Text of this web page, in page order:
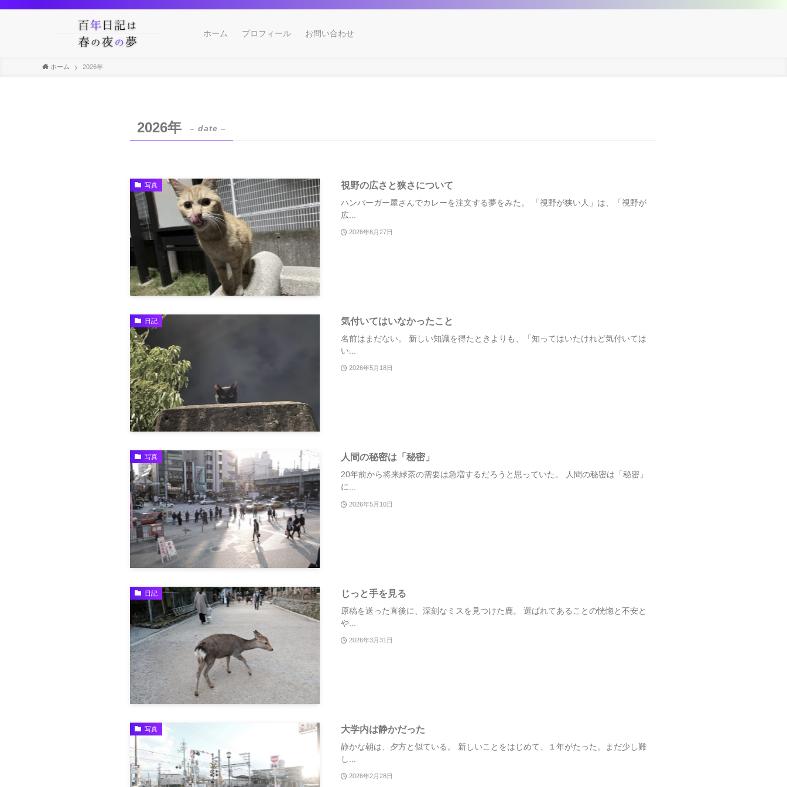
ホーム プロフィール お問い合わせ
ホーム 2026年
2026年 – date –
写真 視野の広さと狭さについて
ハンバーガー屋さんでカレーを注文する夢をみた。 「視野が狭い人」は、「視野が
広...
2026年6月27日
日記 気付いてはいなかったこと
名前はまだない。 新しい知識を得たときよりも、「知ってはいたけれど気付いては
い...
2026年5月18日
写真 人間の秘密は「秘密」
20年前から将来緑茶の需要は急増するだろうと思っていた。 人間の秘密は「秘密」
に...
2026年5月10日
日記 じっと手を見る
原稿を送った直後に、深刻なミスを見つけた鹿。 選ばれてあることの恍惚と不安と
や...
2026年3月31日
写真 大学内は静かだった
静かな朝は、夕方と似ている。 新しいことをはじめて、１年がたった。まだ少し難
し...
2026年2月28日